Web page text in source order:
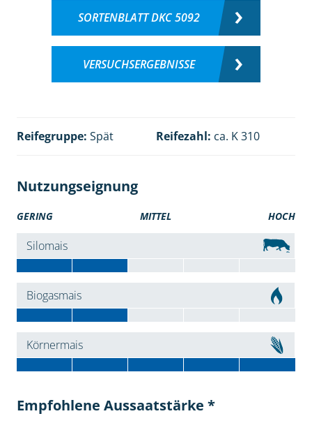
SORTENBLATT DKC 5092
VERSUCHSERGEBNISSE
Reifegruppe: Spät Reifezahl: ca. K 310
Nutzungseignung
GERING MITTEL HOCH
Silomais
Biogasmais
Körnermais
Empfohlene Aussaatstärke *